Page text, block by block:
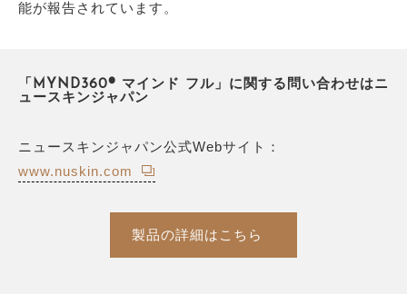
能が報告されています。
「MYND360® マインド フル」に関する問い合わせはニ
ュースキンジャパン
ニュースキンジャパン公式Webサイト：
www.nuskin.com
製品の詳細はこちら